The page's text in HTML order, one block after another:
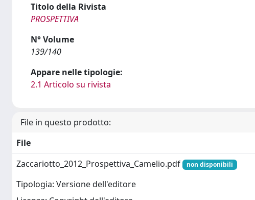
Titolo della Rivista
PROSPETTIVA
N° Volume
139/140
Appare nelle tipologie:
2.1 Articolo su rivista
File in questo prodotto:
File
Zaccariotto_2012_Prospettiva_Camelio.pdf
non disponibili
Tipologia: Versione dell'editore